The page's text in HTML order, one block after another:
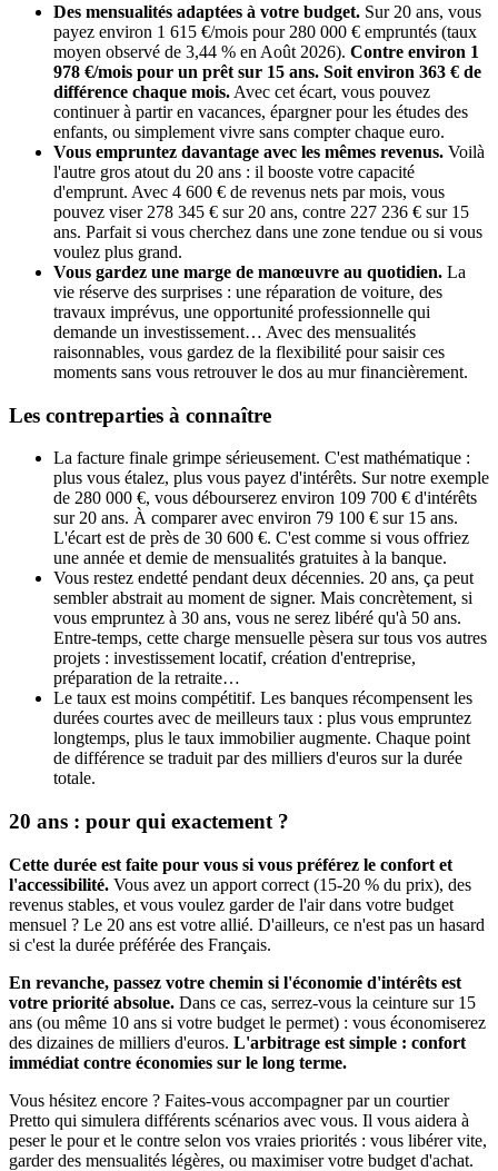
Des mensualités adaptées à votre budget. Sur 20 ans, vous
payez environ 1 615 €/mois pour 280 000 € empruntés (taux
moyen observé de 3,44 % en Août 2026). Contre environ 1
978 €/mois pour un prêt sur 15 ans. Soit environ 363 € de
différence chaque mois. Avec cet écart, vous pouvez
continuer à partir en vacances, épargner pour les études des
enfants, ou simplement vivre sans compter chaque euro.
Vous empruntez davantage avec les mêmes revenus. Voilà
l'autre gros atout du 20 ans : il booste votre capacité
d'emprunt. Avec 4 600 € de revenus nets par mois, vous
pouvez viser 278 345 € sur 20 ans, contre 227 236 € sur 15
ans. Parfait si vous cherchez dans une zone tendue ou si vous
voulez plus grand.
Vous gardez une marge de manœuvre au quotidien. La
vie réserve des surprises : une réparation de voiture, des
travaux imprévus, une opportunité professionnelle qui
demande un investissement… Avec des mensualités
raisonnables, vous gardez de la flexibilité pour saisir ces
moments sans vous retrouver le dos au mur financièrement.
Les contreparties à connaître
La facture finale grimpe sérieusement. C'est mathématique :
plus vous étalez, plus vous payez d'intérêts. Sur notre exemple
de 280 000 €, vous débourserez environ 109 700 € d'intérêts
sur 20 ans. À comparer avec environ 79 100 € sur 15 ans.
L'écart est de près de 30 600 €. C'est comme si vous offriez
une année et demie de mensualités gratuites à la banque.
Vous restez endetté pendant deux décennies. 20 ans, ça peut
sembler abstrait au moment de signer. Mais concrètement, si
vous empruntez à 30 ans, vous ne serez libéré qu'à 50 ans.
Entre-temps, cette charge mensuelle pèsera sur tous vos autres
projets : investissement locatif, création d'entreprise,
préparation de la retraite…
Le taux est moins compétitif. Les banques récompensent les
durées courtes avec de meilleurs taux : plus vous empruntez
longtemps, plus le taux immobilier augmente. Chaque point
de différence se traduit par des milliers d'euros sur la durée
totale.
20 ans : pour qui exactement ?
Cette durée est faite pour vous si vous préférez le confort et
l'accessibilité. Vous avez un apport correct (15-20 % du prix), des
revenus stables, et vous voulez garder de l'air dans votre budget
mensuel ? Le 20 ans est votre allié. D'ailleurs, ce n'est pas un hasard
si c'est la durée préférée des Français.
En revanche, passez votre chemin si l'économie d'intérêts est
votre priorité absolue. Dans ce cas, serrez-vous la ceinture sur 15
ans (ou même 10 ans si votre budget le permet) : vous économiserez
des dizaines de milliers d'euros. L'arbitrage est simple : confort
immédiat contre économies sur le long terme.
Vous hésitez encore ? Faites-vous accompagner par un courtier
Pretto qui simulera différents scénarios avec vous. Il vous aidera à
peser le pour et le contre selon vos vraies priorités : vous libérer vite,
garder des mensualités légères, ou maximiser votre budget d'achat.